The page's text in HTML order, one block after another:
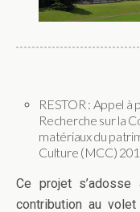
RESTOR : Appel
Recherche sur la
matériaux du
Culture (MCC)
Ce projet
contribution au